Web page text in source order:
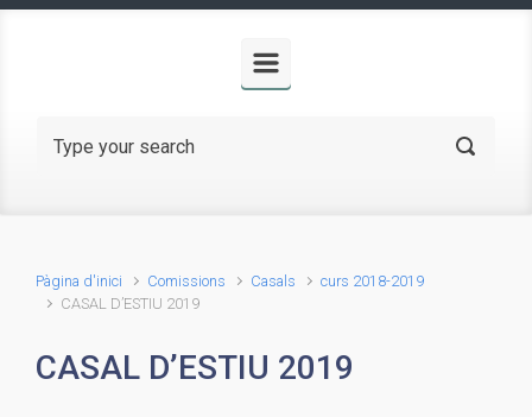
Pàgina d'inici Comissions Casals
curs 2018-2019
CASAL D’ESTIU 2019
CASAL D’ESTIU 2019